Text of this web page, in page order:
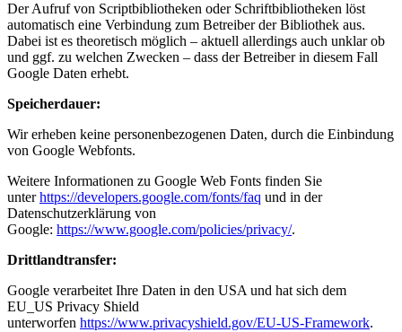
Der Aufruf von Scriptbibliotheken oder Schriftbibliotheken löst
automatisch eine Verbindung zum Betreiber der Bibliothek aus.
Dabei ist es theoretisch möglich – aktuell allerdings auch unklar ob
und ggf. zu welchen Zwecken – dass der Betreiber in diesem Fall
Google Daten erhebt.
Speicherdauer:
Wir erheben keine personenbezogenen Daten, durch die Einbindung
von Google Webfonts.
Weitere Informationen zu Google Web Fonts finden Sie
unterhttps://developers.google.com/fonts/faq und in der
Datenschutzerklärung von
Google: https://www.google.com/policies/privacy/.
Drittlandtransfer:
Google verarbeitet Ihre Daten in den USA und hat sich dem
EU_US Privacy Shield
unterworfen https://www.privacyshield.gov/EU-US-Framework.